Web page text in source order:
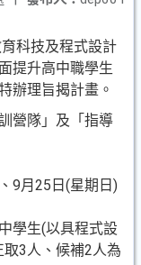
科技及程式設計
提升高中職學生
辦理旨揭計畫。
營隊」及「指導
9月25日(星期日)
學生(以具程式設
3人、候補2人為